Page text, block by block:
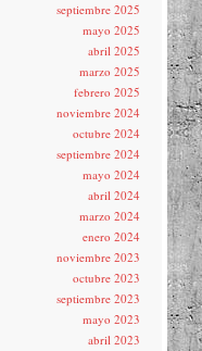
septiembre 2025
mayo 2025
abril 2025
marzo 2025
febrero 2025
noviembre 2024
octubre 2024
septiembre 2024
mayo 2024
abril 2024
marzo 2024
enero 2024
noviembre 2023
octubre 2023
septiembre 2023
mayo 2023
abril 2023